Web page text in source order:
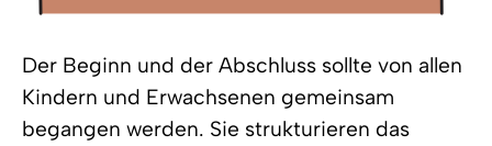
Der Beginn und der Abschluss sollte von allen
Kindern und Erwachsenen gemeinsam
begangen werden. Sie strukturieren das